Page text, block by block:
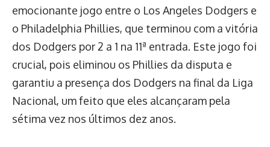
emocionante jogo entre o Los Angeles Dodgers e
o Philadelphia Phillies, que terminou com a vitória
dos Dodgers por 2 a 1 na 11ª entrada. Este jogo foi
crucial, pois eliminou os Phillies da disputa e
garantiu a presença dos Dodgers na final da Liga
Nacional, um feito que eles alcançaram pela
sétima vez nos últimos dez anos.